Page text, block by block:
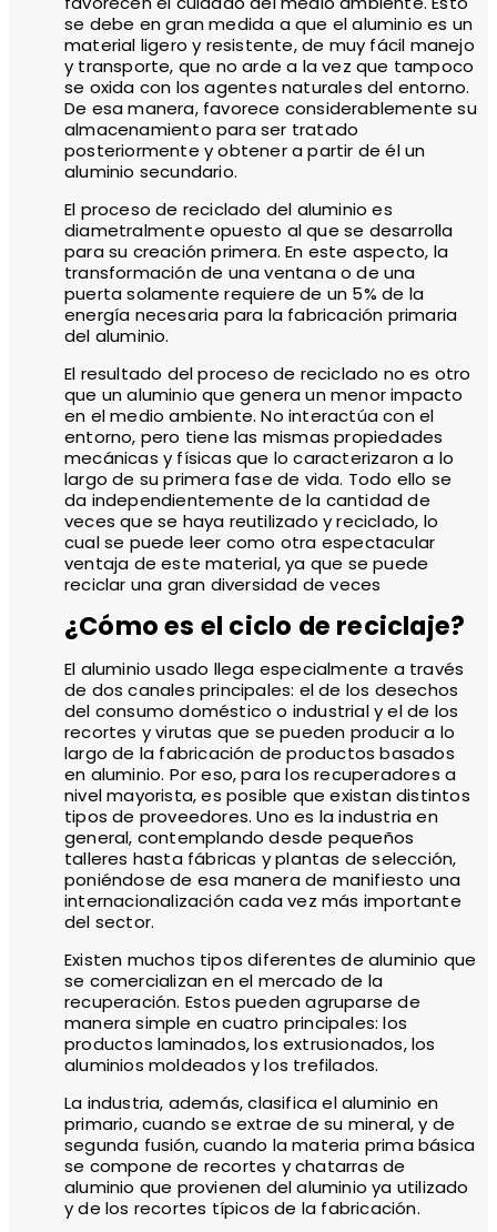
se debe en gran medida a que el aluminio es un
material ligero y resistente, de muy fácil manejo
y transporte, que no arde a la vez que tampoco
se oxida con los agentes naturales del entorno.
De esa manera, favorece considerablemente su
almacenamiento para ser tratado
posteriormente y obtener a partir de él un
aluminio secundario.
El proceso de reciclado del aluminio es
diametralmente opuesto al que se desarrolla
para su creación primera. En este aspecto, la
transformación de una ventana o de una
puerta solamente requiere de un 5% de la
energía necesaria para la fabricación primaria
del aluminio.
El resultado del proceso de reciclado no es otro
que un aluminio que genera un menor impacto
en el medio ambiente. No interactúa con el
entorno, pero tiene las mismas propiedades
mecánicas y físicas que lo caracterizaron a lo
largo de su primera fase de vida. Todo ello se
da independientemente de la cantidad de
veces que se haya reutilizado y reciclado, lo
cual se puede leer como otra espectacular
ventaja de este material, ya que se puede
reciclar una gran diversidad de veces
¿Cómo es el ciclo de reciclaje?
El aluminio usado llega especialmente a través
de dos canales principales: el de los desechos
del consumo doméstico o industrial y el de los
recortes y virutas que se pueden producir a lo
largo de la fabricación de productos basados
en aluminio. Por eso, para los recuperadores a
nivel mayorista, es posible que existan distintos
tipos de proveedores. Uno es la industria en
general, contemplando desde pequeños
talleres hasta fábricas y plantas de selección,
poniéndose de esa manera de manifiesto una
internacionalización cada vez más importante
del sector.
Existen muchos tipos diferentes de aluminio que
se comercializan en el mercado de la
recuperación. Estos pueden agruparse de
manera simple en cuatro principales: los
productos laminados, los extrusionados, los
aluminios moldeados y los trefilados.
La industria, además, clasifica el aluminio en
primario, cuando se extrae de su mineral, y de
segunda fusión, cuando la materia prima básica
se compone de recortes y chatarras de
aluminio que provienen del aluminio ya utilizado
y de los recortes típicos de la fabricación.